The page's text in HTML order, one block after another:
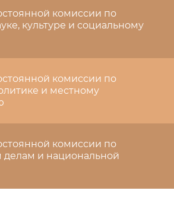
комиссии по
культуре и социальному
комиссии по
и местному
комиссии по
и национальной